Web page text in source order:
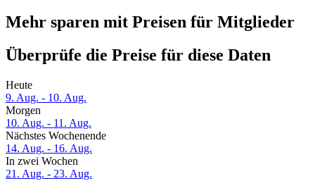
Mehr sparen mit Preisen für Mitglieder
Überprüfe die Preise für diese Daten
Heute
9. Aug. - 10. Aug.
Morgen
10. Aug. - 11. Aug.
Nächstes Wochenende
14. Aug. - 16. Aug.
In zwei Wochen
21. Aug. - 23. Aug.